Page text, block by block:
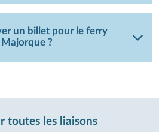
un billet pour le ferry
?
toutes les liaisons